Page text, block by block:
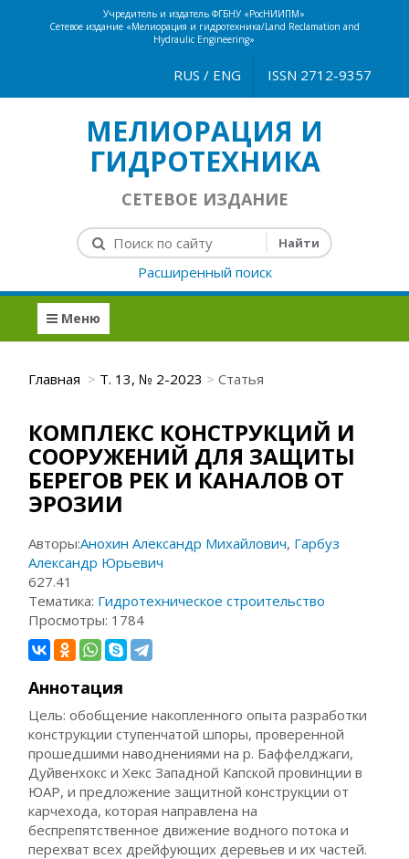
Учредитель и издатель ФГБНУ «РосНИИПМ»
Сетевое издание «Мелиорация и гидротехника/Land Reclamation and
Hydraulic Engineering»
ISSN 2712-9357
RUS / ENG
МЕЛИОРАЦИЯ И
ГИДРОТЕХНИКА
СЕТЕВОЕ ИЗДАНИЕ
Расширенный поиск
Меню
Главная Т. 13, № 2-2023 Статья
КОМПЛЕКС КОНСТРУКЦИЙ И
СООРУЖЕНИЙ ДЛЯ ЗАЩИТЫ
БЕРЕГОВ РЕК И КАНАЛОВ ОТ
ЭРОЗИИ
Авторы:Анохин Александр Михайлович, Гарбуз
Александр Юрьевич
627.41
Тематика: Гидротехническое строительство
Просмотры: 1784
Аннотация
Цель: обобщение накопленного опыта разработки
конструкции ступенчатой шпоры, проверенной
прошедшими наводнениями на р. Баффелджаги,
Дуйвенхокс и Хекс Западной Капской провинции в
ЮАР, и предложение защитной конструкции от
карчехода, которая направлена на
беспрепятственное движение водного потока и
перехват всех дрейфующих деревьев и их частей.